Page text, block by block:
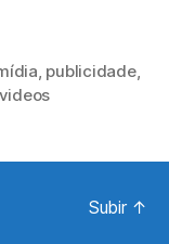
, publicidade,
videos
Subir ↑